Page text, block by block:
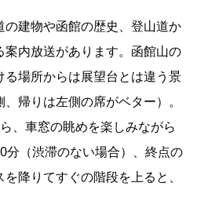
建物や函館の歴史、登山道か
内放送があります。函館山の
場所からは展望台とは違う景
帰りは左側の席がベター）。
、車窓の眺めを楽しみながら
分（渋滞のない場合）、終点の
降りてすぐの階段を上ると、